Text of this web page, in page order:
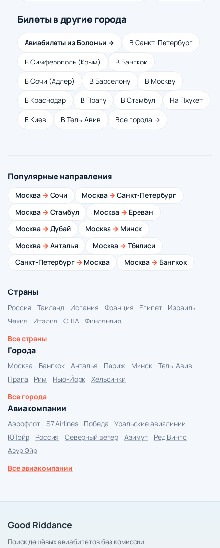
Билеты в другие города
Авиабилеты из Болоньи → В Санкт-Петербург
В Симферополь (Крым) В Бангкок
В Сочи (Адлер) В Барселону В Москву
В Краснодар В Прагу В Стамбул На Пхукет
В Киев В Тель-Авив Все города →
Популярные направления
Москва → Сочи Москва → Санкт-Петербург
Москва → Стамбул Москва → Ереван
Москва → Дубай Москва → Минск
Москва → Анталья Москва → Тбилиси
Санкт-Петербург → Москва Москва → Бангкок
Страны
Россия Таиланд Испания Франция Египет
Израиль
Чехия
Италия США
Финляндия
Все страны
Города
Москва Бангкок Анталья Париж Минск
Тель-Авив
Прага
Рим Нью-Йорк
Хельсинки
Все города
Авиакомпании
Аэрофлот S7 Airlines Победа
Уральские авиалинии
ЮТэйр
Россия Северный ветер Азимут
Ред Вингс
Азур Эйр
Все авиакомпании
Good Riddance
Поиск дешёвых авиабилетов без комиссии